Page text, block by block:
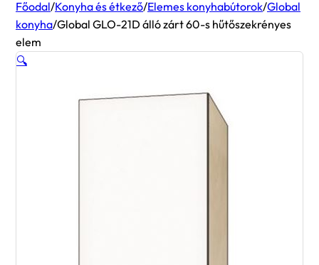
Főodal/Konyha és étkező/Elemes konyhabútorok/Global
konyha/Global GLO-21D álló zárt 60-s hűtőszekrényes
elem
🔍